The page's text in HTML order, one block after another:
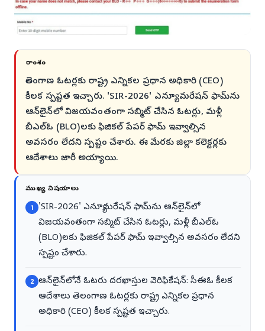
సారాంశం
తెలంగాణ ఓటర్లకు రాష్ట్ర ఎన్నికల ప్రధాన అధికారి (CEO)
కీలక స్పష్టత ఇచ్చారు. 'SIR-2026' ఎన్యూమరేషన్ ఫామ్‌ను
ఆన్‌లైన్‌లో విజయవంతంగా సబ్మిట్ చేసిన ఓటర్లు, మళ్లీ
బీఎల్ఓ (BLO)లకు ఫిజికల్ పేపర్ ఫామ్ ఇవ్వాల్సిన
అవసరం లేదని స్పష్టం చేశారు. ఈ మేరకు జిల్లా కలెక్టర్లకు
ఆదేశాలు జారీ అయ్యాయి.
ముఖ్య విషయాలు
1
'SIR-2026' ఎన్యూమరేషన్ ఫామ్‌ను ఆన్‌లైన్‌లో
విజయవంతంగా సబ్మిట్ చేసిన ఓటర్లు, మళ్లీ బీఎల్ఓ
(BLO)లకు ఫిజికల్ పేపర్ ఫామ్ ఇవ్వాల్సిన అవసరం లేదని
స్పష్టం చేశారు.
2
ఆన్‌లైన్‌లోనే ఓటరు దరఖాస్తుల వెరిఫికేషన్: సీఈఓ కీలక
ఆదేశాలు తెలంగాణ ఓటర్లకు రాష్ట్ర ఎన్నికల ప్రధాన
అధికారి (CEO) కీలక స్పష్టత ఇచ్చారు.